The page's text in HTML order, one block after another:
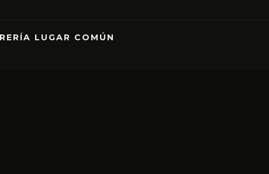
LUGAR COMÚN